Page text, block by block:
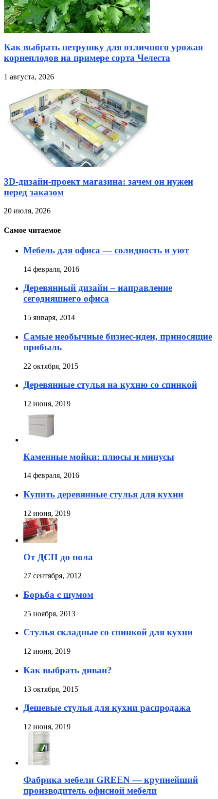
Как выбрать петрушку для отличного урожая
корнеплодов на примере сорта Челеста
1 августа, 2026
3D-дизайн-проект магазина: зачем он нужен
перед заказом
20 июля, 2026
Самое читаемое
Мебель для офиса — солидность и уют
14 февраля, 2016
Деревянный дизайн – направление
сегодняшнего офиса
15 января, 2014
Самые необычные бизнес-идеи, приносящие
прибыль
22 октября, 2015
Деревянные стулья на кухню со спинкой
12 июня, 2019
Каменные мойки: плюсы и минусы
14 февраля, 2016
Купить деревянные стулья для кухни
12 июня, 2019
От ДСП до пола
27 сентября, 2012
Борьба с шумом
25 ноября, 2013
Стулья складные со спинкой для кухни
12 июня, 2019
Как выбрать диван?
13 октября, 2015
Дешевые стулья для кухни распродажа
12 июня, 2019
Фабрика мебели GREEN — крупнейший
производитель офисной мебели